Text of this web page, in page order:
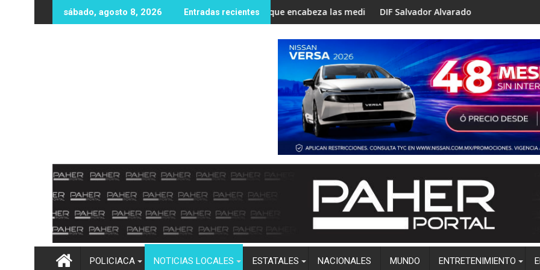
al
sábado, agosto 8, 2026 Entradas recientes
de 100 mm de lluvia inundan Elota y obligan a evacuar familias
Imelda Castro asegura que encabeza las mediciones rumbo a la coordinación estatal de Morena en Sinaloa
DIF Salvador Alvarado lleva podología a Valle Bonito por
POLICIACA NOTICIAS LOCALES ESTATALES NACIONALES MUNDO ENTRETENIMIENTO